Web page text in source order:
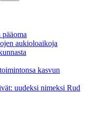
aukioloaikoja
kasvun
uudeksi nimeksi Rud